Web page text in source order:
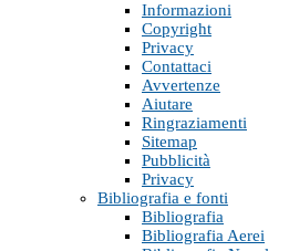
Informazioni
Copyright
Privacy
Contattaci
Avvertenze
Aiutare
Ringraziamenti
Sitemap
Pubblicità
Privacy
Bibliografia e fonti
Bibliografia
Bibliografia Aerei